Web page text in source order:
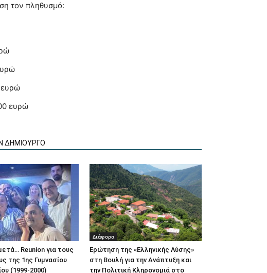
τον πληθυσμό:
ευρώ
ΔΗΜΙΟΥΡΓΟ
Reunion για τους
της 1ης Γυμνασίου
(1999-2000)
Διάφορα
Ερώτηση της «Ελληνικής Λύσης»
στη Βουλή για την Ανάπτυξη και
την Πολιτική Κληρονομιά στο